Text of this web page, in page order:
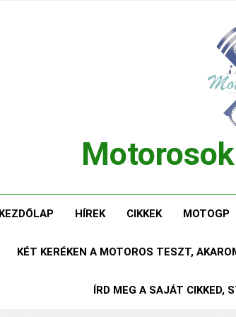
KEZDŐLAP HÍREK CIKKEK MOTOGP
KÉT KERÉKEN A MOTOROS TESZT,
ÍRD MEG A SAJÁT CIKKED,